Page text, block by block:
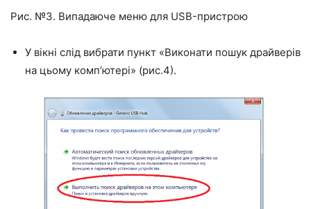
Рис. №3. Випадаюче меню для USB-пристрою
У вікні слід вибрати пункт «Виконати пошук драйверів
на цьому комп’ютері» (рис.4).